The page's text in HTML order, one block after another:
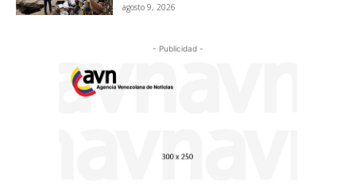
agosto 9, 2026
- Publicidad -